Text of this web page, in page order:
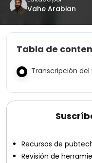
Vahe Arabian
Tabla de
Transcripción del
Recursos de
Revisión de